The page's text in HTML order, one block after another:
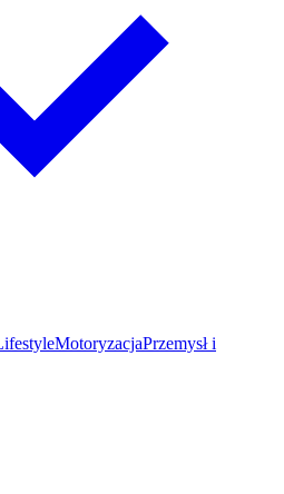
MotoryzacjaPrzemysł i